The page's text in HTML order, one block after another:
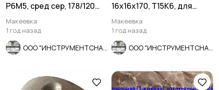
Р6М5, сред сер, 178/120
мм, В1, 2300-0231, СССР.
Макеевка
1 год назад
16х16х170, Т15К6, для
внутренней резьбы, 2662-
0005.
Макеевка
1 год назад